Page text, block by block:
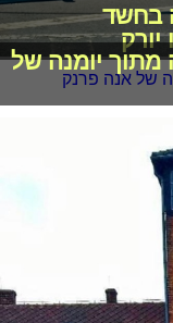
13 נעצרה בחשד
יורק
מתוך יומנה של